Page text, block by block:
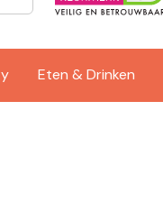
Eten & Drinken